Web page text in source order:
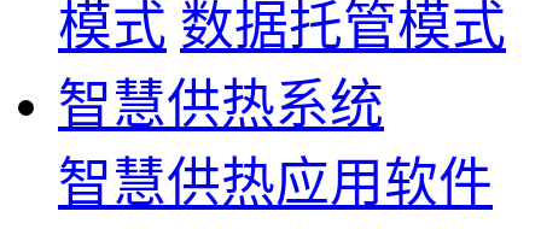
模式 数据托管模式
智慧供热系统
智慧供热应用软件